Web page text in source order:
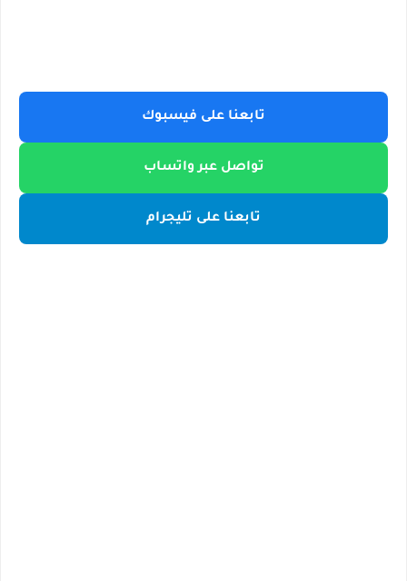
تابعنا على فيسبوك
تواصل عبر واتساب
تابعنا على تليجرام